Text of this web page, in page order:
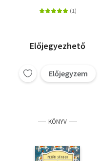
Előjegyezhető
Előjegyzem
KÖNYV